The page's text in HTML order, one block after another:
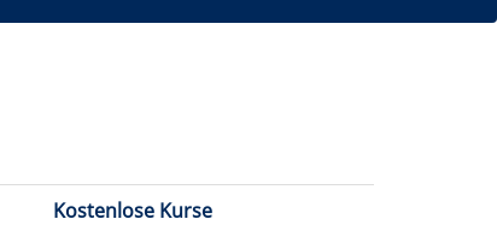
Kostenlose Kurse